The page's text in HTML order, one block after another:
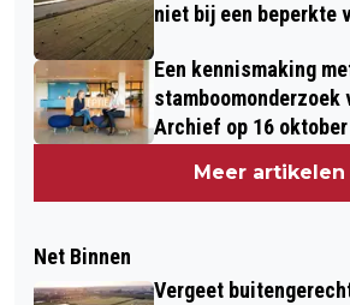
niet bij een beperkte
Een kennismaking
stamboomonderzoek
Archief op 16 oktober
Meer artikelen
Net Binnen
Vergeet